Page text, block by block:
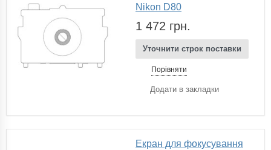
Nikon D80
1 472 грн.
Уточнити строк поставки
Порівняти
Додати в закладки
Екран для фокусування